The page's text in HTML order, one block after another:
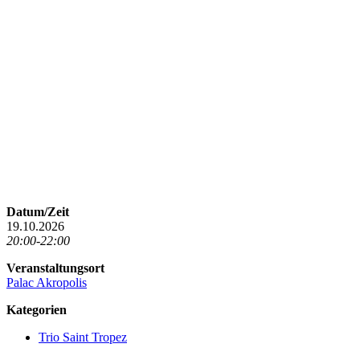
Datum/Zeit
19.10.2026
20:00-22:00
Veranstaltungsort
Palac Akropolis
Kategorien
Trio Saint Tropez